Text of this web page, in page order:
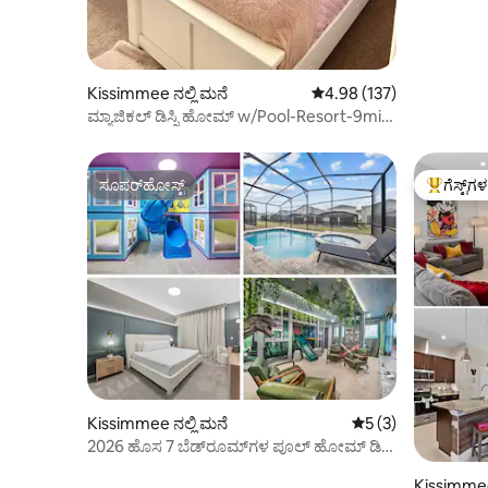
Kissimmee ನಲ್ಲಿ ಮನೆ 5 ರಲ್ಲಿ 4.98 ಸರಾಸರಿ
4.98 (137)
ಮ್ಯಾಜಿಕಲ್ ಡಿಸ್ನಿ ಹೋಮ್ w/Pool-Resort-9mi
ಸೂಪರ್‌ಹೋಸ್ಟ್
ಸೂಪರ್‌ಹೋಸ್ಟ್
Kissimmee ನಲ್ಲಿ ಮನೆ 5 ರಲ್ಲಿ 5 ಸರಾಸರಿ
5 (3)
2026 ಹೊಸ 7 ಬೆಡ್‌ರೂಮ್‌ಗಳ ಪೂಲ್ ಹೋಮ್ ಡಿಸ್ನಿ
ಗೆಸ್ಟ್‌ಗಳಿಗೆ